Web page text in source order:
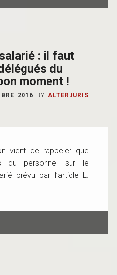
: il faut
du
moment !
2016 BY ALTERJURIS
vient de rappeler que
du personnel sur le
prévu par l’article L.